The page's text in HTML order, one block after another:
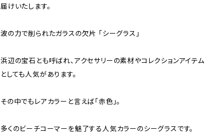
届けいたします。
波の力で削られたガラスの欠片 「シーグラス」
浜辺の宝石とも呼ばれ、アクセサリーの素材やコレクションアイテム
としても人気があります。
その中でもレアカラーと言えば「赤色」。
多くのビーチコーマーを魅了する人気カラーのシーグラスです。